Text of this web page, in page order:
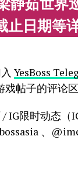
日期等
YesBoss
帖子的评论区
IG限时动态（
、